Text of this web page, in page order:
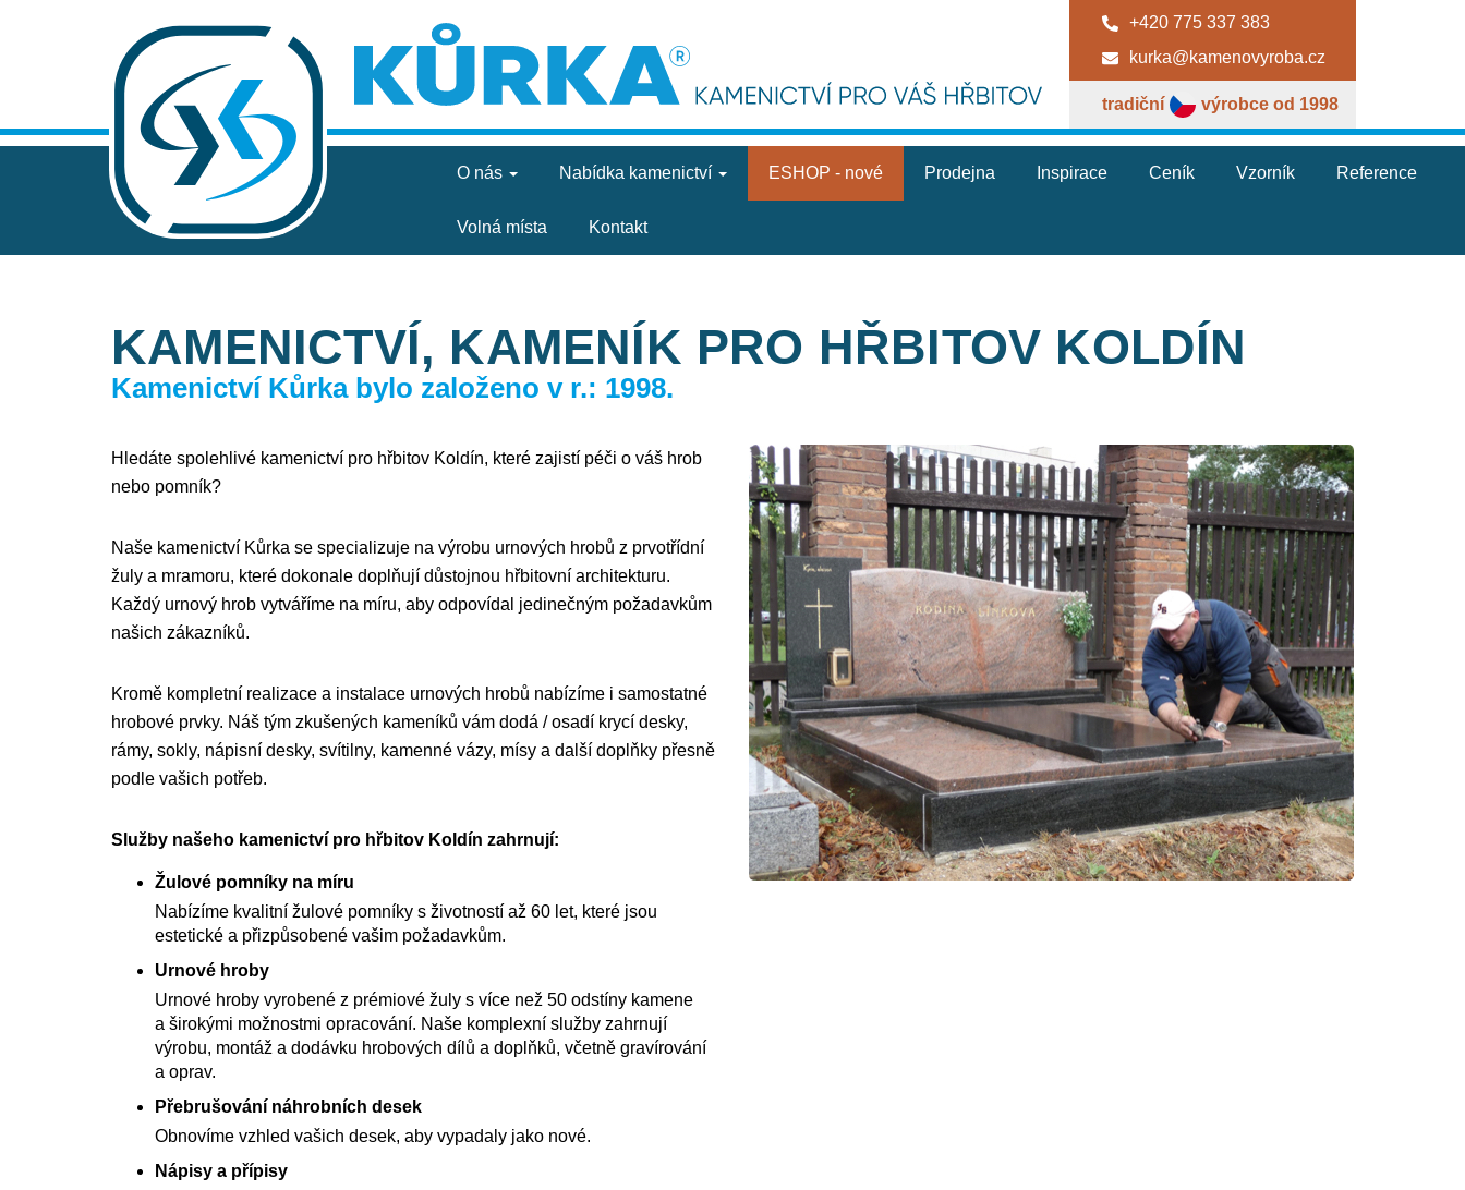
+420 775 337 383
kurka@kamenovyroba.cz
tradiční výrobce od 1998
O nás Nabídka kamenictví ESHOP - nové Prodejna Inspirace Ceník Vzorník Reference
Volná místa Kontakt
KAMENICTVÍ, KAMENÍK PRO HŘBITOV KOLDÍN
Kamenictví Kůrka bylo založeno v r.: 1998.
Hledáte spolehlivé kamenictví pro hřbitov Koldín, které zajistí péči o váš hrob
nebo pomník?
Naše kamenictví Kůrka se specializuje na výrobu urnových hrobů z prvotřídní
žuly a mramoru, které dokonale doplňují důstojnou hřbitovní architekturu.
Každý urnový hrob vytváříme na míru, aby odpovídal jedinečným požadavkům
našich zákazníků.
Kromě kompletní realizace a instalace urnových hrobů nabízíme i samostatné
hrobové prvky. Náš tým zkušených kameníků vám dodá / osadí krycí desky,
rámy, sokly, nápisní desky, svítilny, kamenné vázy, mísy a další doplňky přesně
podle vašich potřeb.
Služby našeho kamenictví pro hřbitov Koldín zahrnují:
Žulové pomníky na míru
Nabízíme kvalitní žulové pomníky s životností až 60 let, které jsou
estetické a přizpůsobené vašim požadavkům.
Urnové hroby
Urnové hroby vyrobené z prémiové žuly s více než 50 odstíny kamene
a širokými možnostmi opracování. Naše komplexní služby zahrnují
výrobu, montáž a dodávku hrobových dílů a doplňků, včetně gravírování
a oprav.
Přebrušování náhrobních desek
Obnovíme vzhled vašich desek, aby vypadaly jako nové.
Nápisy a přípisy